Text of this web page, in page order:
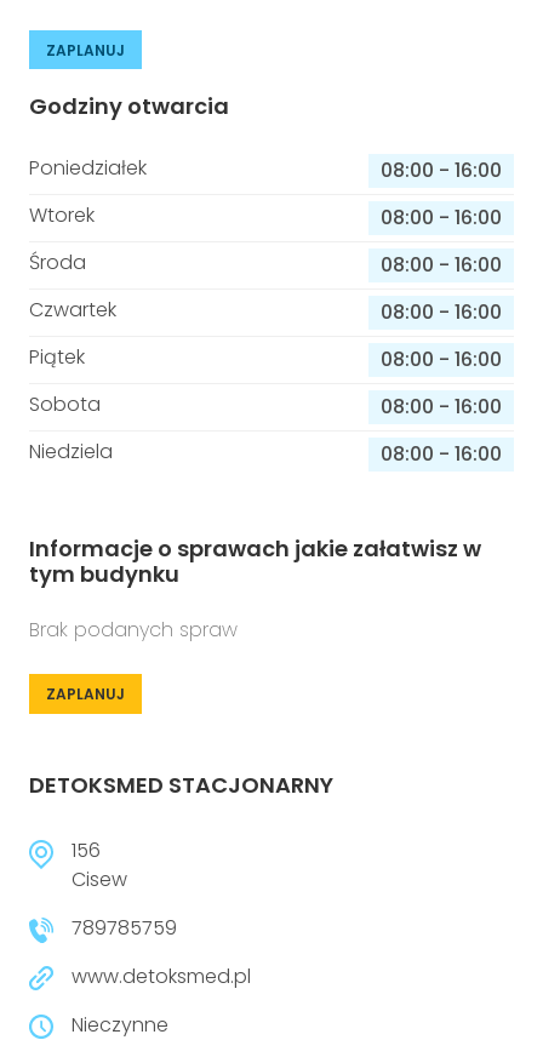
ZAPLANUJ
Godziny otwarcia
Poniedziałek 08:00 - 16:00
Wtorek
08:00 - 16:00
Środa
08:00 - 16:00
Czwartek
08:00 - 16:00
Piątek
08:00 - 16:00
Sobota
08:00 - 16:00
Niedziela
08:00 - 16:00
Informacje o sprawach jakie załatwisz w
tym budynku
Brak podanych spraw
ZAPLANUJ
DETOKSMED STACJONARNY
156
Cisew
789785759
www.detoksmed.pl
Nieczynne